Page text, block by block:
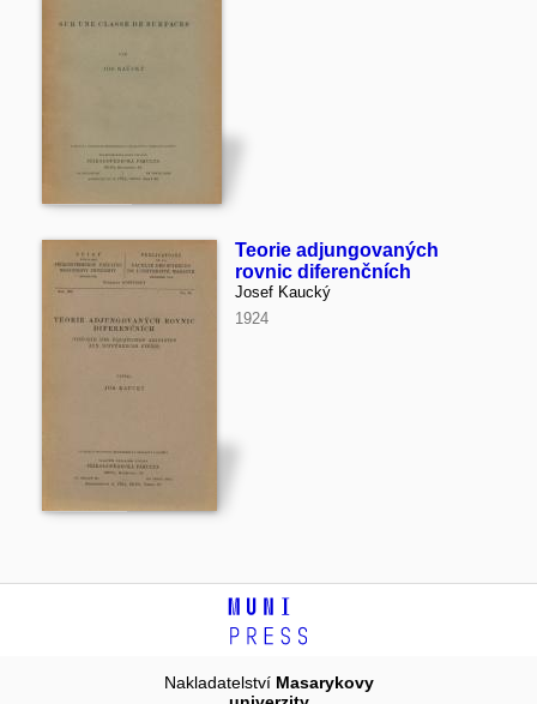
Teorie adjungovaných
rovnic diferenčních
Josef Kaucký
1924
Nakladatelství Masarykovy